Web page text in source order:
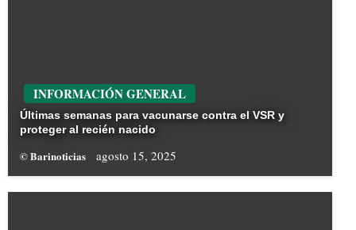
INFORMACIÓN GENERAL
Últimas semanas para vacunarse contra el VSR y
proteger al recién nacido
© Barinoticias agosto 15, 2025